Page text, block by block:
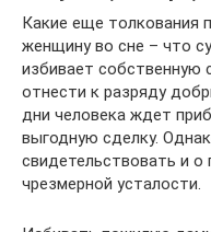
Какие еще толкования
женщину во сне – что
избивает собственную
отнести к разряду
дни человека ждет
выгодную сделку.
свидетельствовать и о
чрезмерной усталости.